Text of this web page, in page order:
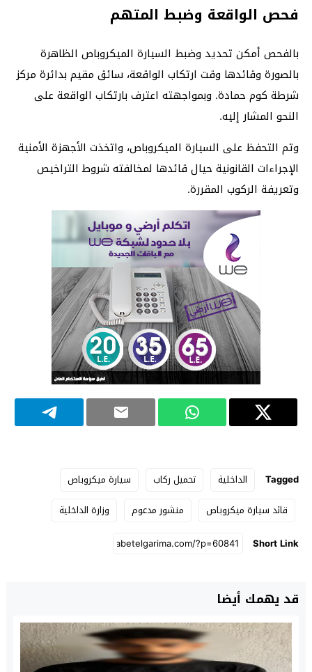
فحص الواقعة وضبط المتهم
بالفحص أمكن تحديد وضبط السيارة الميكروباص الظاهرة
بالصورة وقائدها وقت ارتكاب الواقعة، سائق مقيم بدائرة مركز
شرطة كوم حمادة. وبمواجهته اعترف بارتكاب الواقعة على
النحو المشار إليه.
وتم التحفظ على السيارة الميكروباص، واتخذت الأجهزة الأمنية
الإجراءات القانونية حيال قائدها لمخالفته شروط التراخيص
وتعريفة الركوب المقررة.
Tagged الداخلية تحميل ركاب
سيارة ميكروباص
قائد سيارة ميكروباص
منشور مدعوم
وزارة الداخلية
Short Link
قد يهمك أيضا